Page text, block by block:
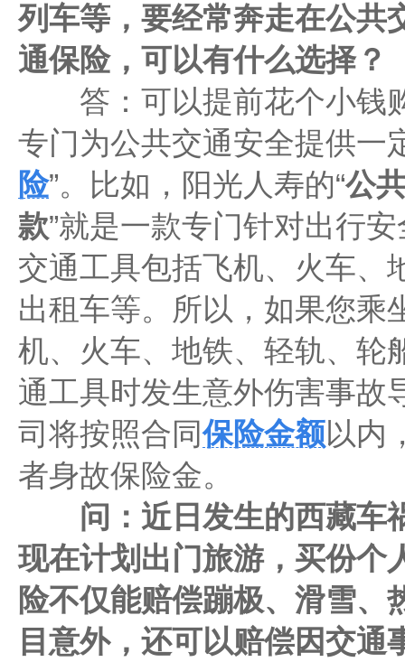
列车等，要经常奔走在公共
通保险，可以有什么选择？
答：可以提前花个小钱
专门为公共交通安全提供一
险”。比如，阳光人寿的“公
款”就是一款专门针对出行
交通工具包括飞机、火车、
出租车等。所以，如果您乘
机、火车、地铁、轻轨、轮
通工具时发生意外伤害事故
司将按照合同保险金额以内
者身故保险金。
问：近日发生的西藏车
现在计划出门旅游，买份个
险不仅能赔偿蹦极、滑雪、
目意外，还可以赔偿因交